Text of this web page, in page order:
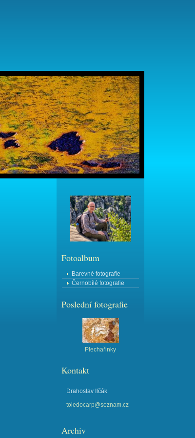
Fotoalbum
Barevné fotografie
Černobílé fotografie
Poslední fotografie
Plechařinky
Kontakt
Drahoslav Ilčák
toledocarp@seznam.cz
Archiv